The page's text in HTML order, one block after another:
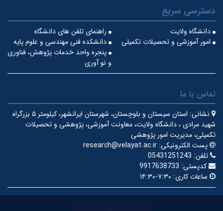
دسترسی سریع
راهنمای تلفن های دانشگاه
دانشگاه ولایت
دانشکده فنی مهندسی و علوم پایه
امور آموزشی و تحصیلات تکمیلی
پنجره واحد خدمات پژوهش، فناوری
و نو آوری
تماس با ما
نشانی:
استان سیستان و بلوچستان، شهرستان ایرانشهر، کیلومتر ۵ بزرگراه
شهید مرادی ، دانشگاه ولایت، معاونت آموزشی، پژوهشی و تحصیلات
تکمیلی، مدیریت امور پژوهشی
پست الکترونیکی: research@velayat.ac.ir
تلفن: 05431251243
کدپستی: 9917638733
ساعات کاری: ۷:۳۰-۱۴:۳۰